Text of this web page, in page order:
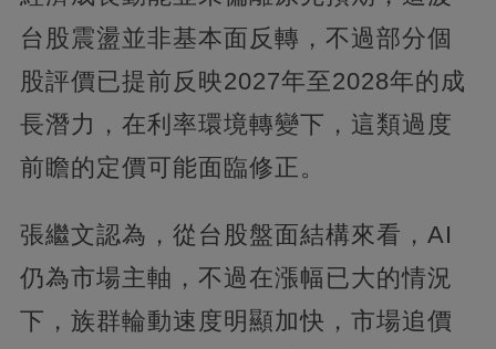
台股震盪並非基本面反轉，不過部分個
股評價已提前反映2027年至2028年的成
長潛力，在利率環境轉變下，這類過度
前瞻的定價可能面臨修正。
張繼文認為，從台股盤面結構來看，AI
仍為市場主軸，不過在漲幅已大的情況
下，族群輪動速度明顯加快，市場追價